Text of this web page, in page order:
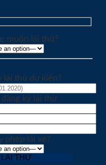
muốn lái thử?
lái thử dự kiến?
đăng ký lái thử
phép lái xe?